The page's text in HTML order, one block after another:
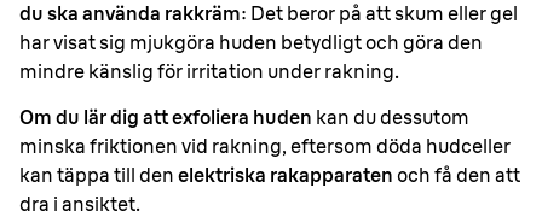
du ska använda rakkräm: Det beror på att skum eller gel
har visat sig mjukgöra huden betydligt och göra den
mindre känslig för irritation under rakning.
Om du lär dig att exfoliera huden kan du dessutom
minska friktionen vid rakning, eftersom döda hudceller
kan täppa till den elektriska rakapparaten och få den att
dra i ansiktet.